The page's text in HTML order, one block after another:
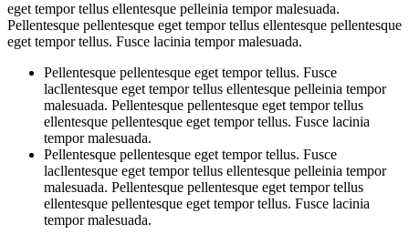
eget tempor tellus ellentesque pelleinia tempor malesuada.
Pellentesque pellentesque eget tempor tellus ellentesque pellentesque
eget tempor tellus. Fusce lacinia tempor malesuada.
Pellentesque pellentesque eget tempor tellus. Fusce
lacllentesque eget tempor tellus ellentesque pelleinia tempor
malesuada. Pellentesque pellentesque eget tempor tellus
ellentesque pellentesque eget tempor tellus. Fusce lacinia
tempor malesuada.
Pellentesque pellentesque eget tempor tellus. Fusce
lacllentesque eget tempor tellus ellentesque pelleinia tempor
malesuada. Pellentesque pellentesque eget tempor tellus
ellentesque pellentesque eget tempor tellus. Fusce lacinia
tempor malesuada.